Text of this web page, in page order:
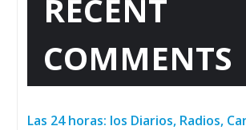
RECENT
COMMENTS
Las 24 horas: los Diarios, Radios,